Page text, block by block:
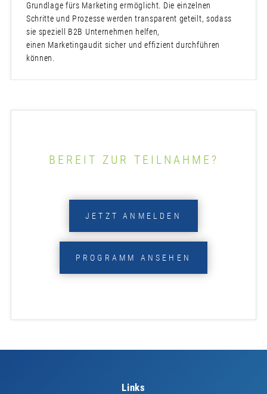
Grundlage fürs Marketing ermöglicht. Die einzelnen
Schritte und Prozesse werden transparent geteilt, sodass
sie speziell B2B Unternehmen helfen,
einen Marketingaudit sicher und effizient durchführen
können.
BEREIT ZUR TEILNAHME?
JETZT ANMELDEN
PROGRAMM ANSEHEN
Links